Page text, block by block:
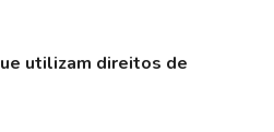
utilizam direitos de